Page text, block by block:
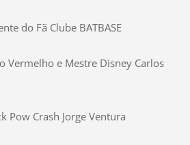
do Fã Clube BATBASE
Vermelho e Mestre Disney Carlos
Pow Crash Jorge Ventura